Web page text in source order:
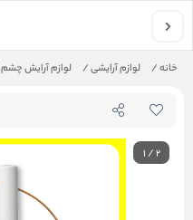
خانه/ لوازم آرایشی/ لوازم آرایش چشم
1/2